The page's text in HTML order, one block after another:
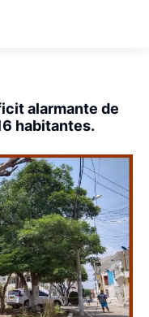
alarmante de
habitantes.